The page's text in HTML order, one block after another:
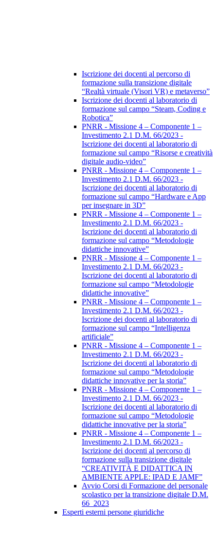
Iscrizione dei docenti al percorso di
formazione sulla transizione digitale
“Realtà virtuale (Visori VR) e metaverso”
Iscrizione dei docenti al laboratorio di
formazione sul campo “Steam, Coding e
Robotica”
PNRR - Missione 4 – Componente 1 –
Investimento 2.1 D.M. 66/2023 -
Iscrizione dei docenti al laboratorio di
formazione sul campo “Risorse e creatività
digitale audio-video”
PNRR - Missione 4 – Componente 1 –
Investimento 2.1 D.M. 66/2023 -
Iscrizione dei docenti al laboratorio di
formazione sul campo “Hardware e App
per insegnare in 3D”
PNRR - Missione 4 – Componente 1 –
Investimento 2.1 D.M. 66/2023 -
Iscrizione dei docenti al laboratorio di
formazione sul campo “Metodologie
didattiche innovative”
PNRR - Missione 4 – Componente 1 –
Investimento 2.1 D.M. 66/2023 -
Iscrizione dei docenti al laboratorio di
formazione sul campo “Metodologie
didattiche innovative”
PNRR - Missione 4 – Componente 1 –
Investimento 2.1 D.M. 66/2023 -
Iscrizione dei docenti al laboratorio di
formazione sul campo “Intelligenza
artificiale”
PNRR - Missione 4 – Componente 1 –
Investimento 2.1 D.M. 66/2023 -
Iscrizione dei docenti al laboratorio di
formazione sul campo “Metodologie
didattiche innovative per la storia”
PNRR - Missione 4 – Componente 1 –
Investimento 2.1 D.M. 66/2023 -
Iscrizione dei docenti al laboratorio di
formazione sul campo “Metodologie
didattiche innovative per la storia”
PNRR - Missione 4 – Componente 1 –
Investimento 2.1 D.M. 66/2023 -
Iscrizione dei docenti al percorso di
formazione sulla transizione digitale
“CREATIVITÀ E DIDATTICA IN
AMBIENTE APPLE: IPAD E JAMF”
Avvio Corsi di Formazione del personale
scolastico per la transizione digitale D.M.
66_2023
Esperti esterni persone giuridiche